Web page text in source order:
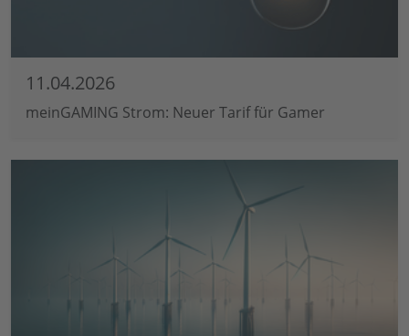
11.04.2026
meinGAMING Strom: Neuer Tarif für Gamer